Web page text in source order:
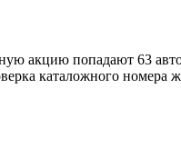
акцию попадают 63
каталожного номера